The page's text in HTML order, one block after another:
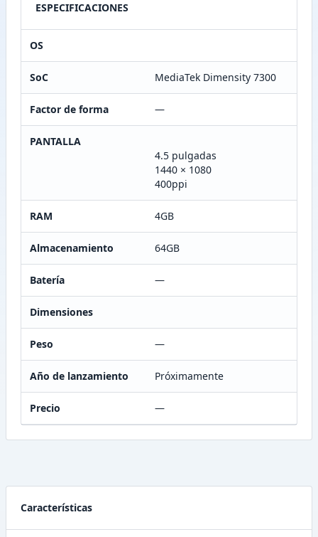
ESPECIFICACIONES
OS
SoC MediaTek Dimensity 7300
Factor de forma —
PANTALLA
4.5 pulgadas
1440 × 1080
400ppi
RAM 4GB
Almacenamiento 64GB
Batería —
Dimensiones
Peso —
Año de lanzamiento Próximamente
Precio —
Características